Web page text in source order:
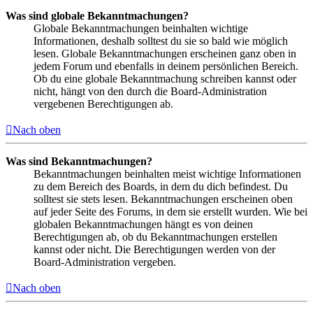
Was sind globale Bekanntmachungen?
Globale Bekanntmachungen beinhalten wichtige
Informationen, deshalb solltest du sie so bald wie möglich
lesen. Globale Bekanntmachungen erscheinen ganz oben in
jedem Forum und ebenfalls in deinem persönlichen Bereich.
Ob du eine globale Bekanntmachung schreiben kannst oder
nicht, hängt von den durch die Board-Administration
vergebenen Berechtigungen ab.
Nach oben
Was sind Bekanntmachungen?
Bekanntmachungen beinhalten meist wichtige Informationen
zu dem Bereich des Boards, in dem du dich befindest. Du
solltest sie stets lesen. Bekanntmachungen erscheinen oben
auf jeder Seite des Forums, in dem sie erstellt wurden. Wie bei
globalen Bekanntmachungen hängt es von deinen
Berechtigungen ab, ob du Bekanntmachungen erstellen
kannst oder nicht. Die Berechtigungen werden von der
Board-Administration vergeben.
Nach oben